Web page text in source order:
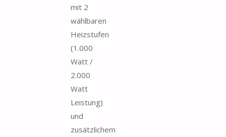
mit 2
wählbaren
Heizstufen
(1.000
Watt /
2.000
Watt
Leistung)
und
zusätzlichem